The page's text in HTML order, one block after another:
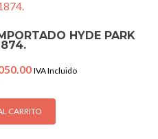
HYDE PARK
Current
is:
$1,050.00.
IVA Incluido
CARRITO